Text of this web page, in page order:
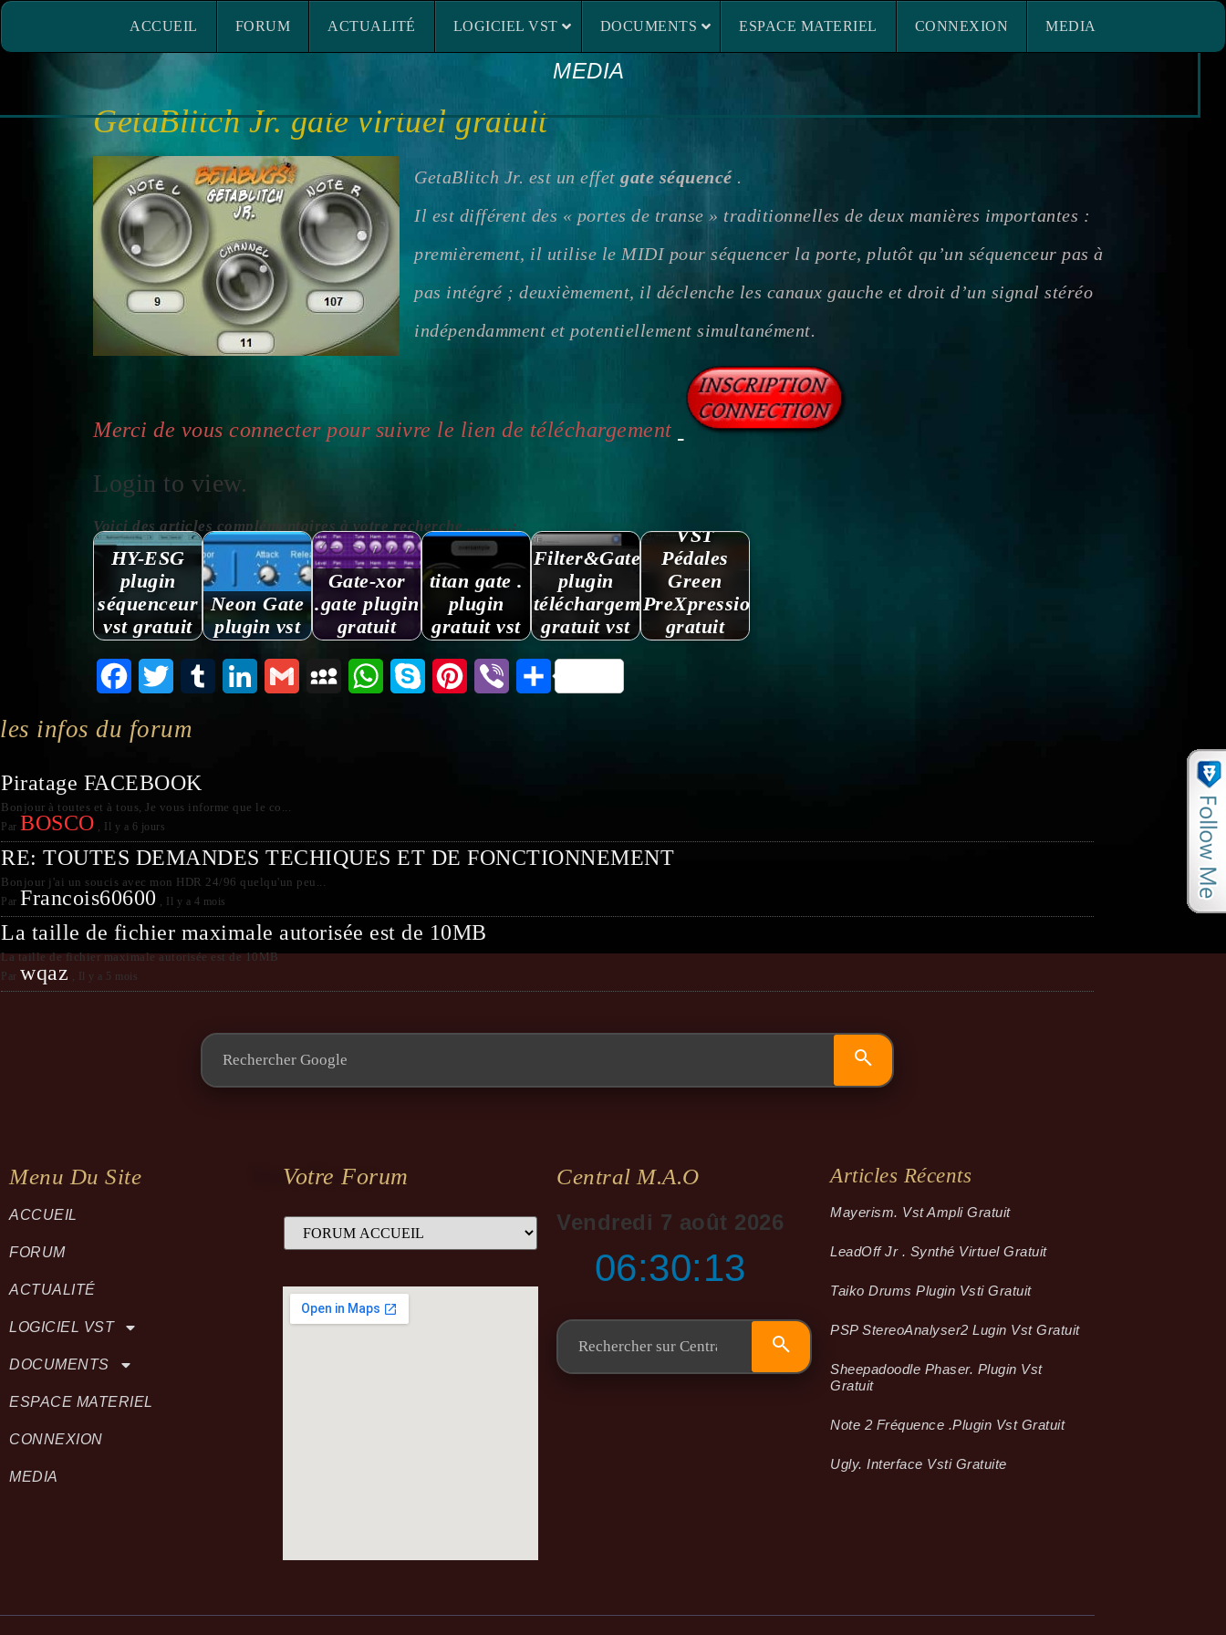
ACCUEIL FORUM ACTUALITÉ LOGICIEL VST DOCUMENTS ESPACE MATERIEL
CONNEXION
MEDIA
GetaBlitch Jr. gate virtuel gratuit
GetaBlitch Jr. est un effet gate séquencé.
Il est différent des « portes de transe » traditionnelles de deux manières importantes :
premièrement, il utilise le MIDI pour séquencer la porte, plutôt qu’un séquenceur pas à
pas intégré ; deuxièmement, il déclenche les canaux gauche et droit d’un signal stéréo
indépendamment et potentiellement simultanément.
Merci de vous connecter pour suivre le lien de téléchargement
Login to view.
Voici des articles complémentaires à votre recherche ...........:
HY-ESG
plugin
séquenceur
vst gratuit
Neon Gate
plugin vst
Gate-xor
.gate plugin
gratuit
titan gate .
plugin
gratuit vst
Filter&Gate.
plugin
téléchargement
gratuit vst
VST
Pédales
Green
PreXpression
gratuit
FacebookTwitter Tumblr LinkedInGmail MySpaceWhatsAppSkype Pinterest Viber Partager
les infos du forum
Piratage FACEBOOK
Bonjour à toutes et à tous, Je vous informe que le co...
Par BOSCO , Il y a 6 jours
RE: TOUTES DEMANDES TECHIQUES ET DE FONCTIONNEMENT
Bonjour j'ai un soucis avec mon HDR 24/96 quelqu'un peu...
Par Francois60600 , Il y a 4 mois
La taille de fichier maximale autorisée est de 10MB
La taille de fichier maximale autorisée est de 10MB
Par wqaz , Il y a 5 mois
Menu Du Site
ACCUEIL
FORUM
ACTUALITÉ
LOGICIEL VST
DOCUMENTS
ESPACE MATERIEL
CONNEXION
MEDIA
Votre Forum
Central M.a.o
Vendredi 7 août 2026
06:30:14
Articles Récents
Mayerism. Vst Ampli Gratuit
LeadOff Jr . Synthé Virtuel Gratuit
Taiko Drums Plugin Vsti Gratuit
PSP StereoAnalyser2 Lugin Vst Gratuit
Sheepadoodle Phaser. Plugin Vst
Gratuit
Note 2 Fréquence .plugin Vst Gratuit
Ugly. Interface Vsti Gratuite
ACCUEIL FORUM ACTUALITÉ LOGICIEL VST DOCUMENTS ESPACE MATERIEL CONNEXION MEDIA